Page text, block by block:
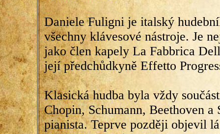
Daniele Fuligni je italský
všechny klávesové nástroje. Je
jako člen kapely La Fabbrica
její předchůdkyně Effetto
Klasická hudba byla vždy
Chopin, Schumann, Beethoven
pianista. Teprve později objevil